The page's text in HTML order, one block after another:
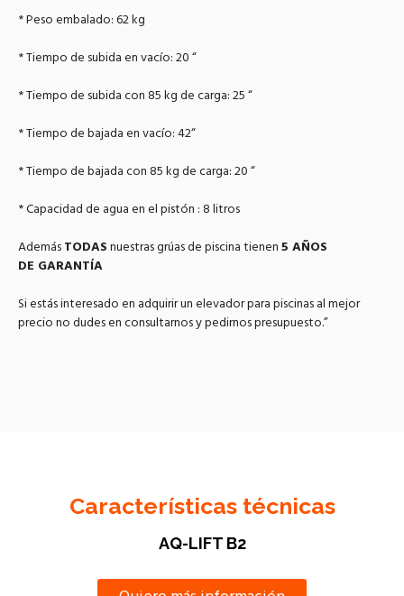
* Peso embalado: 62 kg
* Tiempo de subida en vacío: 20 “
* Tiempo de subida con 85 kg de carga: 25 “
* Tiempo de bajada en vacío: 42“
* Tiempo de bajada con 85 kg de carga: 20 “
* Capacidad de agua en el pistón : 8 litros
AdemásTODASnuestras grúas de piscina tienen5 AÑOS
DE GARANTÍA
Si estás interesado en adquirir un elevador para piscinas al mejor
precio no dudes en consultarnos y pedirnos presupuesto.”
Características técnicas
AQ-LIFT B2